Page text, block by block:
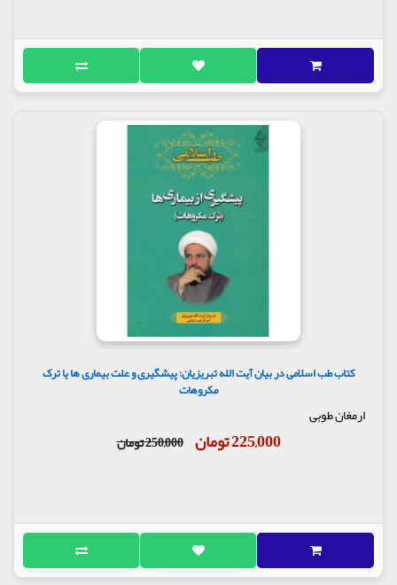
کتاب طب اسلامی در بیان آیت الله تبریزیان: پیشگیری و علت بیماری ها یا ترک
مکروهات
ارمغان طوبی
225,000 تومان 250,000 تومان